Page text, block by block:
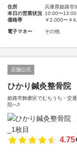
住所
兵庫県姫路市
本日の営業状況 10:00〜
価格帯
￥2,000〜￥
電子マネー その他
店舗公式
ひかり鍼灸整骨院
姫路市飾磨区でむちうち・交
院へ‼️
4.75